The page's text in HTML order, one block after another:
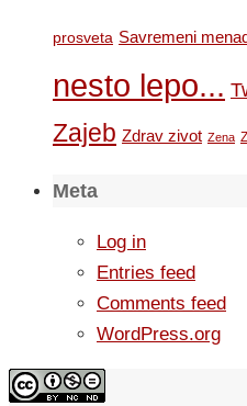
prosveta Savremeni
nesto lepo...
Zajeb Zdrav zivot Zena
Meta
Log in
Entries feed
Comments feed
WordPress.org